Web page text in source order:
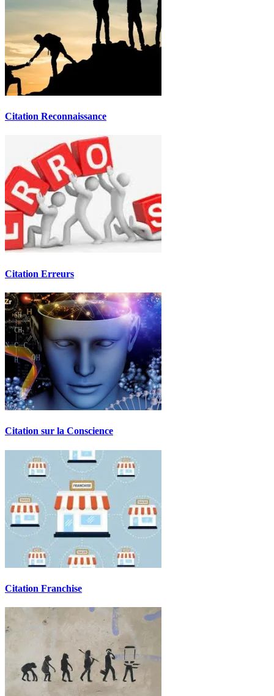
Citation Reconnaissance
Citation Erreurs
Citation sur la Conscience
Citation Franchise